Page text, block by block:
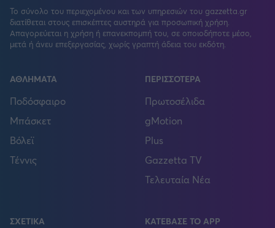
Το σύνολο του περιεχομένου και των υπηρεσιών του gazzetta.gr
διατίθεται στους επισκέπτες αυστηρά για προσωπική χρήση.
Απαγορεύεται η χρήση ή επανεκπομπή του, σε οποιοδήποτε μέσο,
μετά ή άνευ επεξεργασίας, χωρίς γραπτή άδεια του εκδότη.
ΑΘΛΗΜΑΤΑ
Ποδόσφαιρο
Μπάσκετ
Βόλεϊ
Τέννις
ΠΕΡΙΣΣΟΤΕΡΑ
Πρωτοσέλιδα
gMotion
Plus
Gazzetta TV
Τελευταία Νέα
ΣΧΕΤΙΚΑ ΚΑΤΕΒΑΣΕ ΤΟ APP